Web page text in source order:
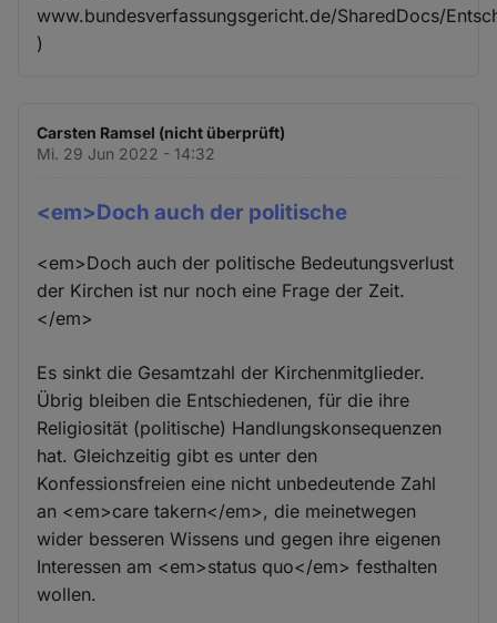
www.bundesverfassungsgericht.de/SharedDocs/
)
Carsten Ramsel (nicht überprüft)
Mi. 29 Jun 2022 - 14:32
<em>Doch auch der politische
<em>Doch auch der politische Bedeutungsverlust
der Kirchen ist nur noch eine Frage der Zeit.
</em>
Es sinkt die Gesamtzahl der Kirchenmitglieder.
Übrig bleiben die Entschiedenen, für die ihre
Religiosität (politische) Handlungskonsequenzen
hat. Gleichzeitig gibt es unter den
Konfessionsfreien eine nicht unbedeutende Zahl
an <em>care takern</em>, die meinetwegen
wider besseren Wissens und gegen ihre eigenen
Interessen am <em>status quo</em> festhalten
wollen.